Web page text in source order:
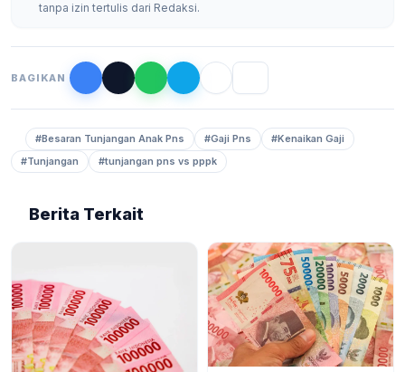
tanpa izin tertulis dari Redaksi.
BAGIKAN
#Besaran Tunjangan Anak Pns #Gaji Pns
#Kenaikan Gaji
#Tunjangan
#tunjangan pns vs pppk
Berita Terkait